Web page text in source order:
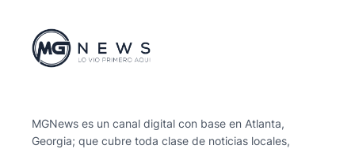
MGNews es un canal digital con base en Atlanta,
Georgia; que cubre toda clase de noticias locales,